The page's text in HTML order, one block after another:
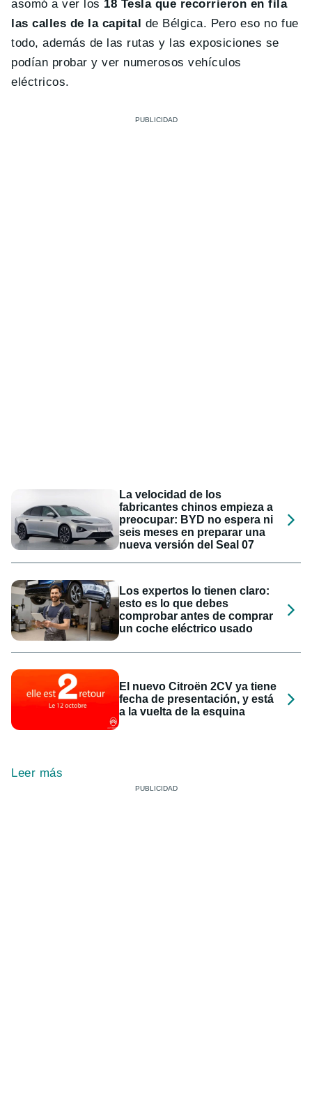
asomó a ver los 18 Tesla que recorrieron en fila
las calles de la capital de Bélgica. Pero eso no fue
todo, además de las rutas y las exposiciones se
podían probar y ver numerosos vehículos
eléctricos.
La velocidad de los
fabricantes chinos empieza a
preocupar: BYD no espera ni
seis meses en preparar una
nueva versión del Seal 07
Los expertos lo tienen claro:
esto es lo que debes
comprobar antes de comprar
un coche eléctrico usado
El nuevo Citroën 2CV ya tiene
fecha de presentación, y está
a la vuelta de la esquina
Leer más